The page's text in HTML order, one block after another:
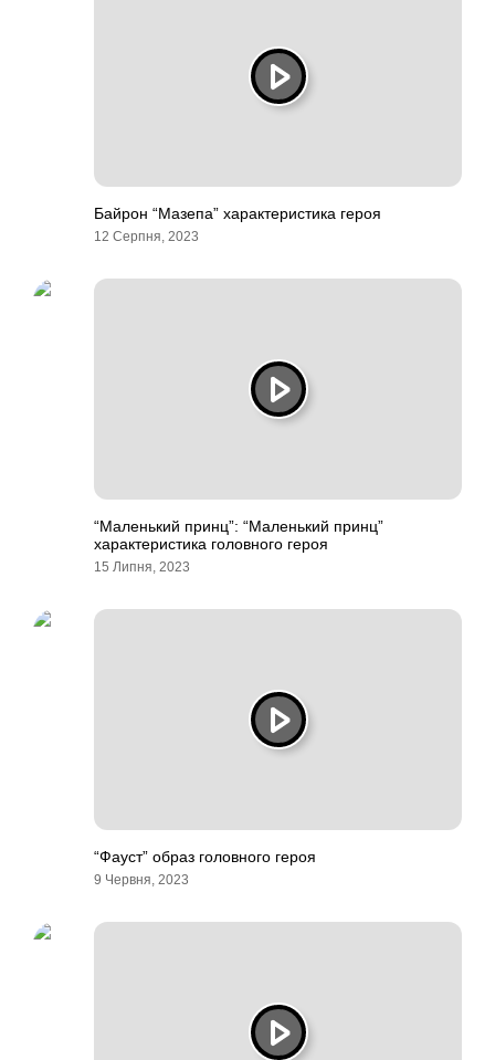
Байрон “Мазепа” характеристика героя
12 Серпня, 2023
“Маленький принц”: “Маленький принц”
характеристика головного героя
15 Липня, 2023
“Фауст” образ головного героя
9 Червня, 2023